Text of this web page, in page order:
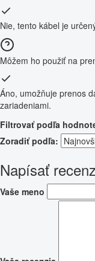
Nie, tento kábel je
Môžem ho použiť na
Áno, umožňuje prenos
zariadeniami.
Filtrovať podľa
Zoradiť podľa:
Napísať
Vaše meno